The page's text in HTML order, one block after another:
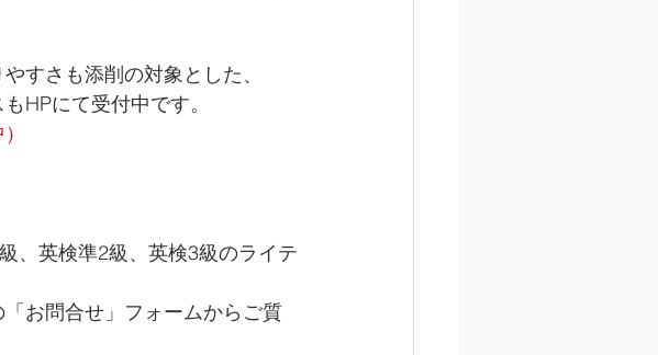
すさも添削の対象とした、
HPにて受付中です。
、英検準2級、英検3級のライテ
お問合せ」フォームからご質